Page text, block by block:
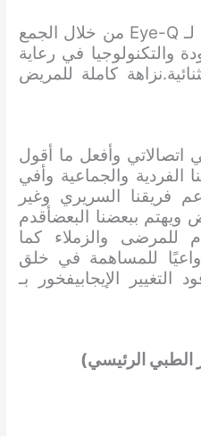
أن نجعل كل مريض سفيرًا لـ Eye-Q من خلال الجمع
والتكنولوجيا في رعاية
كاملة للمريض
اتصالاتي وأفعل ما أقول
الفردية والجماعية وأفي
فريقنا السريري وغير
ويهتم ببعضنا البعضأقدم
للمرضى والزملاء كما
للمساهمة في خلق
التغيير الإيجابيفخور بـ
الطبي الرئيسي)